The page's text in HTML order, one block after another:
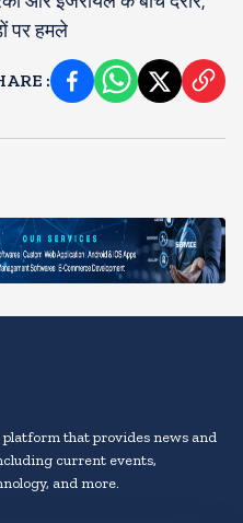
पर हमले
:
that provides news and
current events,
and more.